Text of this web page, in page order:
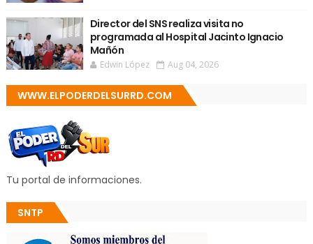
Director del SNS realiza visita no
programada al Hospital Jacinto Ignacio
Mañón
Edwin López Aug 04, 2026
WWW.ELPODERDELSURRD.COM
Tu portal de informaciones.
SNTP